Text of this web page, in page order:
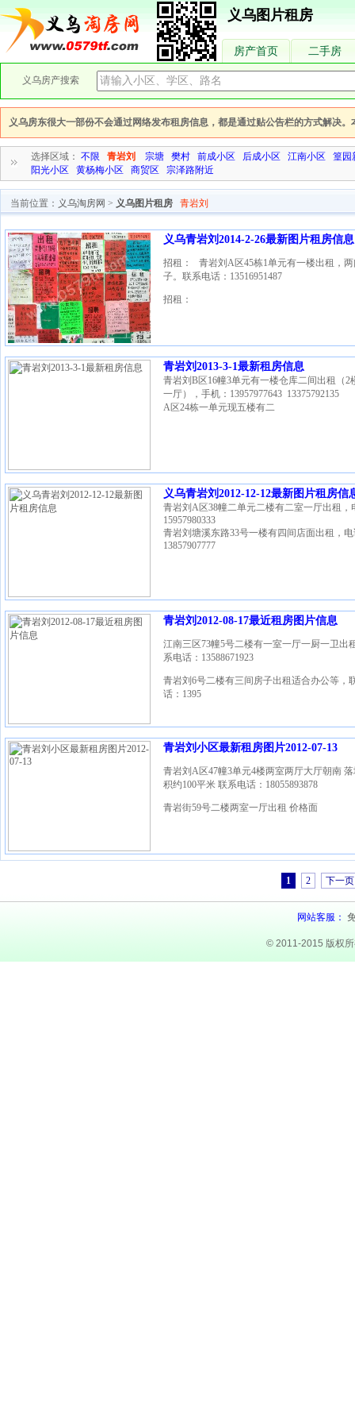
义乌图片租房
房产首页 二手房
义乌房产搜索
义乌房东很大一部份不会通过网络发布租房信息，都是通过贴公告栏的方式解决
选择区域： 不限 青岩刘 宗塘 樊村 前成小区 后成小区 江南小区
篁园
阳光小区
黄杨梅小区 商贸区 宗泽路附近
当前位置： 义乌淘房网 > 义乌图片租房 青岩刘
义乌青岩刘2014-2-26最新图片租房信息
招租： 青岩刘A区45栋1单元有一楼出租，两
子。联系电话：13516951487
招租：
青岩刘2013-3-1最新租房信息
青岩刘B区16幢3单元有一楼仓库二间出租（2
一厅），手机：13957977643 13375792135
A区24栋一单元现五楼有二
义乌青岩刘2012-12-12最新图片租房信
青岩刘A区38幢二单元二楼有二室一厅出租，
15957980333
青岩刘塘溪东路33号一楼有四间店面出租，
13857907777
青岩刘2012-08-17最近租房图片信息
江南三区73幢5号二楼有一室一厅一厨一卫出
系电话：13588671923
青岩刘6号二楼有三间房子出租适合办公等，
话：1395
青岩刘小区最新租房图片2012-07-13
青岩刘A区47幢3单元4楼两室两厅大厅朝南
积约100平米 联系电话：18055893878
青岩街59号二楼两室一厅出租 价格面
1 2 下一页
网站客服：
© 2011-2015 版权